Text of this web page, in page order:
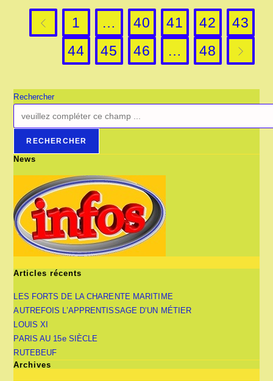
AOUSTE
SIÈCLE
Go to the previous page
1 … 40 41 42
43
44
45 46 … 48 Aller à
Rechercher
RECHERCHER
News
Articles récents
LES FORTS DE LA CHARENTE MARITIME
AUTREFOIS L’APPRENTISSAGE D’UN MÉTIER
LOUIS XI
PARIS AU 15e SIÈCLE
RUTEBEUF
Archives